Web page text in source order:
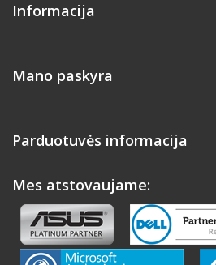
Informacija
Mano paskyra
Parduotuvės informacija
Mes atstovaujame: